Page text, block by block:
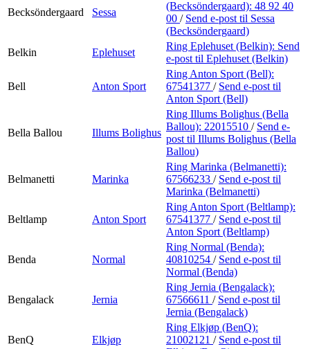
Becksöndergaard Sessa
(Becksöndergaard): 48 92 40
00 / Send e-post til Sessa
(Becksöndergaard)
Belkin
Eplehuset
Ring Eplehuset (Belkin): Send
e-post til Eplehuset (Belkin)
Bell Anton Sport
Ring Anton Sport (Bell):
67541377 / Send e-post til
Anton Sport (Bell)
Bella Ballou Illums Bolighus
Ring Illums Bolighus (Bella
Ballou): 22015510 / Send e-
post til Illums Bolighus (Bella
Ballou)
Belmanetti Marinka
Ring Marinka (Belmanetti):
67566233 / Send e-post til
Marinka (Belmanetti)
Beltlamp Anton Sport
Ring Anton Sport (Beltlamp):
67541377 / Send e-post til
Anton Sport (Beltlamp)
Benda Normal
Ring Normal (Benda):
40810254 / Send e-post til
Normal (Benda)
Bengalack Jernia
Ring Jernia (Bengalack):
67566611 / Send e-post til
Jernia (Bengalack)
BenQ Elkjøp
Ring Elkjøp (BenQ):
21002121 / Send e-post til